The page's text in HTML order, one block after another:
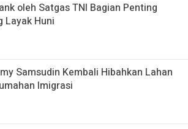
oleh Satgas TNI Bagian Penting
Layak Huni
Samsudin Kembali Hibahkan Lahan
Imigrasi